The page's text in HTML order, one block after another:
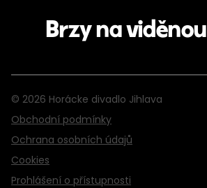
Brzy na viděnou
© 2026 Horácke divadlo Jihlava
Obchodní podmínky
Ochrana osobních údajů
Cookies
Prohlášení o přístupnosti